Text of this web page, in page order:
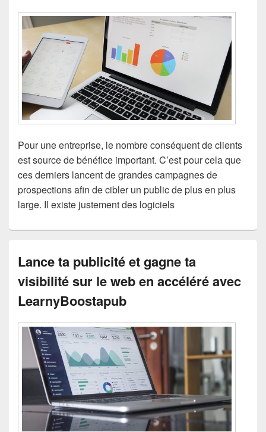
Pour une entreprise, le nombre conséquent de clients
est source de bénéfice important. C’est pour cela que
ces derniers lancent de grandes campagnes de
prospections afin de cibler un public de plus en plus
large. Il existe justement des logiciels
Lance ta publicité et gagne ta
visibilité sur le web en accéléré avec
LearnyBoostapub